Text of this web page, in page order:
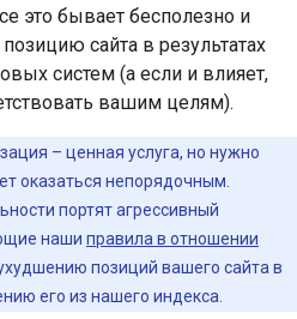
это бывает бесполезно и
сайта в результатах
систем (а если и влияет,
вашим целям).
– ценная услуга, но нужно
оказаться непорядочным.
портят агрессивный
наши правила в отношении
позиций вашего сайта в
его из нашего индекса.